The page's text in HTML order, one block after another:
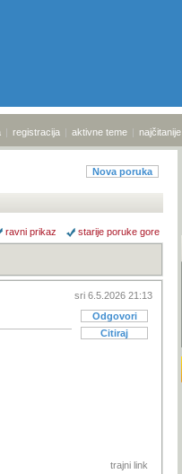
| registracija | aktivne teme | najčitanije
Nova poruka
ravni prikaz starije poruke gore
sri 6.5.2026 21:13
Odgovori
Citiraj
trajni link